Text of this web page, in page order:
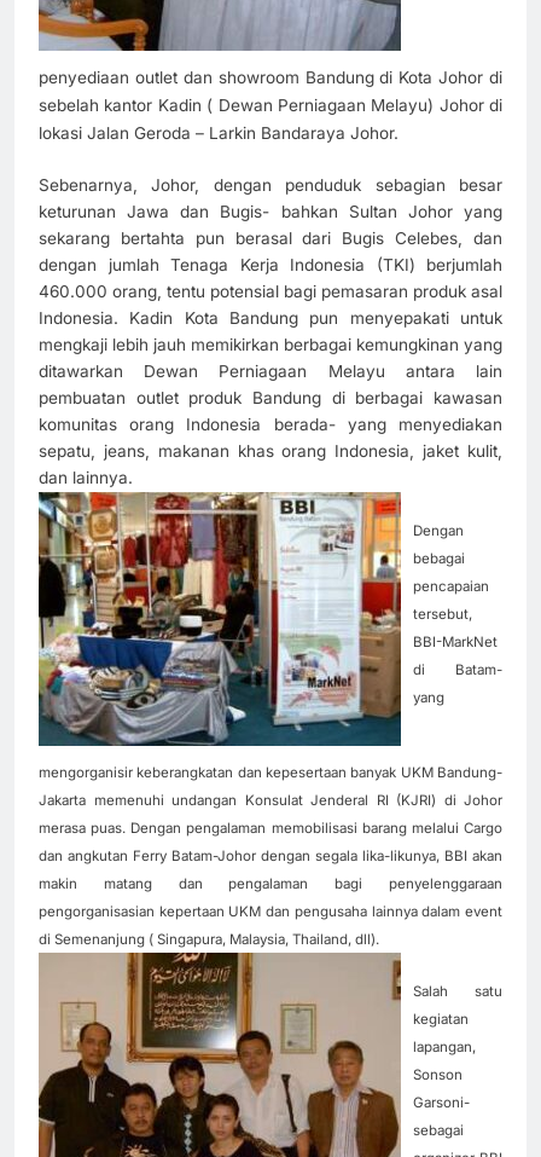
penyediaan outlet dan showroom Bandung di Kota Johor di
sebelah kantor Kadin ( Dewan Perniagaan Melayu) Johor di
lokasi Jalan Geroda – Larkin Bandaraya Johor.
Sebenarnya, Johor, dengan penduduk sebagian besar
keturunan Jawa dan Bugis- bahkan Sultan Johor yang
sekarang bertahta pun berasal dari Bugis Celebes, dan
dengan jumlah Tenaga Kerja Indonesia (TKI) berjumlah
460.000 orang, tentu potensial bagi pemasaran produk asal
Indonesia. Kadin Kota Bandung pun menyepakati untuk
mengkaji lebih jauh memikirkan berbagai kemungkinan yang
ditawarkan Dewan Perniagaan Melayu antara lain
pembuatan outlet produk Bandung di berbagai kawasan
komunitas orang Indonesia berada- yang menyediakan
sepatu, jeans, makanan khas orang Indonesia, jaket kulit,
dan lainnya.
Dengan
bebagai
pencapaian
tersebut,
BBI-MarkNet
di Batam-
yang
mengorganisir keberangkatan dan kepesertaan banyak UKM Bandung-
Jakarta memenuhi undangan Konsulat Jenderal RI (KJRI) di Johor
merasa puas. Dengan pengalaman memobilisasi barang melalui Cargo
dan angkutan Ferry Batam-Johor dengan segala lika-likunya, BBI akan
makin matang dan pengalaman bagi penyelenggaraan
pengorganisasian kepertaan UKM dan pengusaha lainnya dalam event
di Semenanjung ( Singapura, Malaysia, Thailand, dll).
Salah satu
kegiatan
lapangan,
Sonson
Garsoni-
sebagai